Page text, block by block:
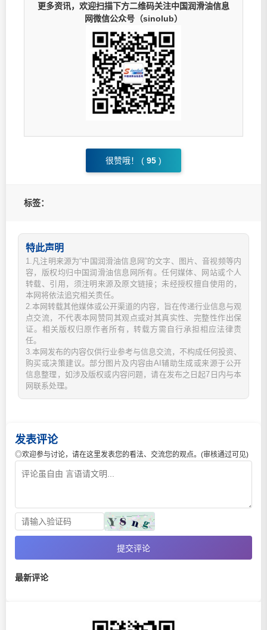
更多资讯，欢迎扫描下方二维码关注中国润滑油信息
网微信公众号（sinolub）
很赞哦！ ( 95 )
标签：
特此声明
1.凡注明来源为“中国润滑油信息网”的文字、图片、音视频等内
容，版权均归中国润滑油信息网所有。任何媒体、网站或个人
转载、引用，须注明来源及原文链接；未经授权擅自使用的，
本网将依法追究相关责任。
2.本网转载其他媒体或公开渠道的内容，旨在传递行业信息与观
点交流，不代表本网赞同其观点或对其真实性、完整性作出保
证。相关版权归原作者所有，转载方需自行承担相应法律责
任。
3.本网发布的内容仅供行业参考与信息交流，不构成任何投资、
购买或决策建议。部分图片及内容由AI辅助生成或来源于公开
信息整理，如涉及版权或内容问题，请在发布之日起7日内与本
网联系处理。
发表评论
◎欢迎参与讨论，请在这里发表您的看法、交流您的观点。(审核通过可见)
提交评论
最新评论